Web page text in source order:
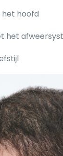
het hoofd
het